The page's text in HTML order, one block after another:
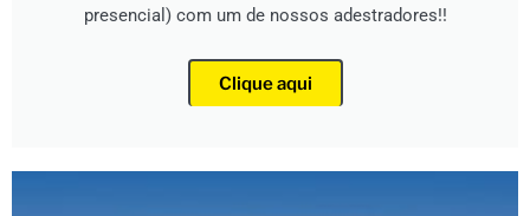
presencial) com um de nossos adestradores!!
Clique aqui